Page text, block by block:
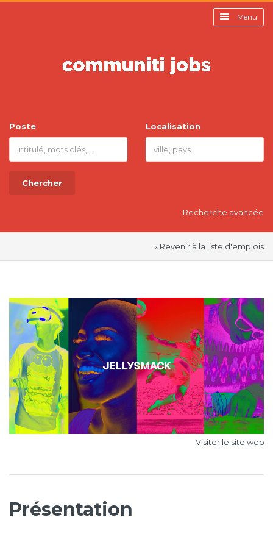
Menu
Poste Localisation
Chercher
Recherche avancée
« Revenir à la liste d'emplois
Visiter le site web »
Présentation